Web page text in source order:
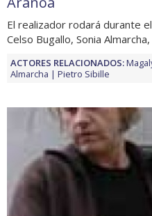
El realizador rodará durante
Celso Bugallo, Sonia
ACTORES RELACIONADOS:
Almarcha
Pietro Sibille